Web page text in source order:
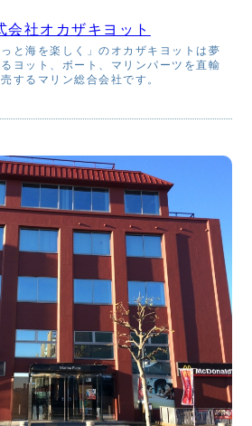
会社オカザキヨット
っと海を楽しく」のオカザキヨットは夢
ヨット、ボート、マリンパーツを直輸
売するマリン総合会社です。